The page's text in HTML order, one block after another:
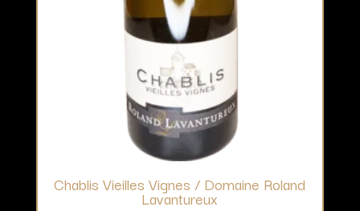
Chablis Vieilles Vignes / Domaine Roland
Lavantureux